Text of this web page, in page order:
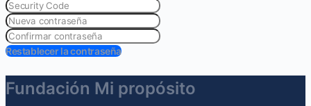
Restablecer la contraseña
Fundación Mi propósito